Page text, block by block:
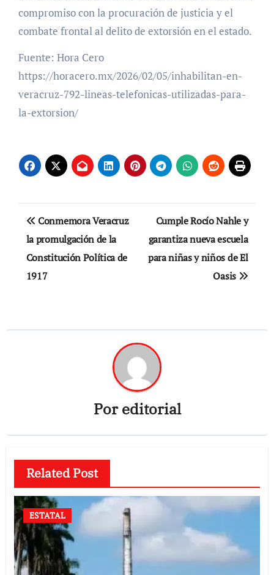
compromiso con la procuración de justicia y el
combate frontal al delito de extorsión en el estado.
Fuente: Hora Cero
https://horacero.mx/2026/02/05/inhabilitan-en-
veracruz-792-lineas-telefonicas-utilizadas-para-
la-extorsion/
Navegación
de
entradas
Conmemora Veracruz
la promulgación de la
Constitución Política de
1917
Cumple Rocío Nahle y
garantiza nueva escuela
para niñas y niños de El
Oasis
Poreditorial
Related Post
ESTATAL